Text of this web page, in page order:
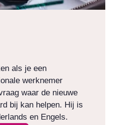
als je een
werknemer
waar de nieuwe
bij kan helpen. Hij is
en Engels.